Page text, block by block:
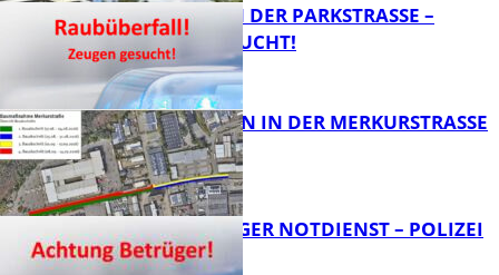
FB News
ÜBERFALL IN DER PARKSTRASSE – Z
EUGEN GESUCHT!
BAUARBEITEN IN DER MERKURSTRASSE
FRAGWÜRDIGER NOTDIENST – POLIZEI
WARNT